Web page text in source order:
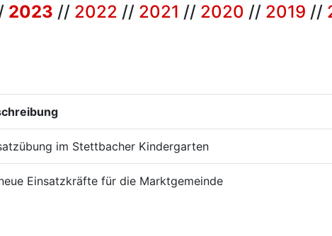
2023 // 2022 // 2021 // 2020 // 2019 //
im Stettbacher Kindergarten
Einsatzkräfte für die Marktgemeinde